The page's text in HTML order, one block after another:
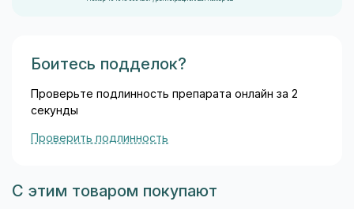
Боитесь подделок?
Проверьте подлинность препарата онлайн за 2
секунды
Проверить подлинность
С этим товаром покупают